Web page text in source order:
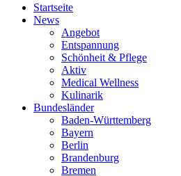
Startseite
News
Angebot
Entspannung
Schönheit & Pflege
Aktiv
Medical Wellness
Kulinarik
Bundesländer
Baden-Württemberg
Bayern
Berlin
Brandenburg
Bremen